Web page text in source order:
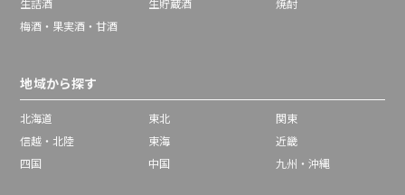
生詰酒 生貯蔵酒
焼酎
梅酒・果実酒・甘酒
地域から探す
北海道 東北
関東
信越・北陸
東海
近畿
四国
中国 九州・沖縄